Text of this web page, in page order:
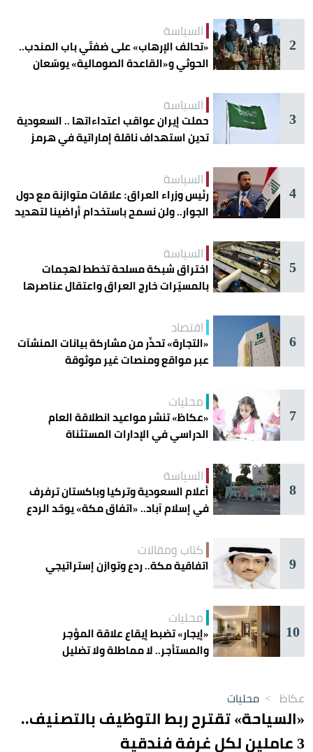
2
السياسة
«تحالف الإرهاب» على ضفتَي باب المندب..
الحوثي و«القاعدة الصومالية» يوسّعان
3
السياسة
حملت إيران عواقب اعتداءاتها .. السعودية
تدين استهداف ناقلة إماراتية في هرمز
4
السياسة
رئيس وزراء العراق: علاقات متوازنة مع دول
الجوار.. ولن نسمح باستخدام أراضينا لتهديد
5
السياسة
اختراق شبكة مسلحة تخطط لهجمات
بالمسيّرات خارج العراق واعتقال عناصرها
6
اقتصاد
«التجارة» تحذّر من مشاركة بيانات المنشآت
عبر مواقع ومنصات غير موثوقة
7
محليات
«عكاظ» تنشر مواعيد انطلاقة العام
الدراسي في الإدارات المستثناة
8
السياسة
أعلام السعودية وتركيا وباكستان ترفرف
في إسلام آباد.. «اتفاق مكة» يوحّد الردع
9
كتاب ومقالات
اتفاقية مكة.. ردع وتوازن إستراتيجي
10
محليات
«إيجار» تضبط إيقاع علاقة المؤجر
والمستأجر.. لا مماطلة ولا تضليل
عكاظ > محليات
«السياحة» تقترح ربط التوظيف بالتصنيف..
3 عاملين لكل غرفة فندقية